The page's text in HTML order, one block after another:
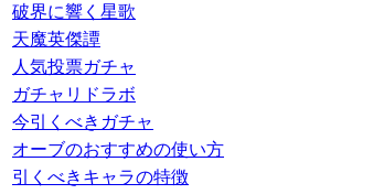
破界に響く星歌
天魔英傑譚
人気投票ガチャ
ガチャリドラボ
今引くべきガチャ
オーブのおすすめの使い方
引くべきキャラの特徴